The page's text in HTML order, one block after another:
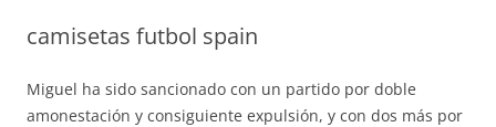
camisetas futbol spain
Miguel ha sido sancionado con un partido por doble
amonestación y consiguiente expulsión, y con dos más por